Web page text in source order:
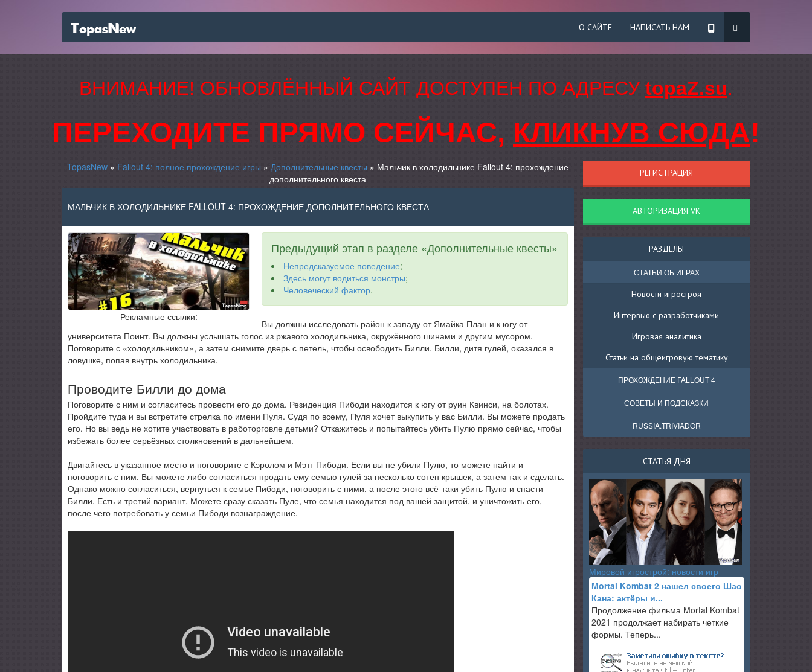
О САЙТЕ НАПИСАТЬ НАМ
ВНИМАНИЕ! ОБНОВЛЁННЫЙ САЙТ ДОСТУПЕН ПО АДРЕСУ topaZ.su.
ПЕРЕХОДИТЕ ПРЯМО СЕЙЧАС, КЛИКНУВ СЮДА!
TopasNew» Fallout 4: полное прохождение игры » Дополнительные квесты » Мальчик в холодильнике Fallout 4: прохождение
дополнительного квеста
МАЛЬЧИК В ХОЛОДИЛЬНИКЕ FALLOUT 4: ПРОХОЖДЕНИЕ ДОПОЛНИТЕЛЬНОГО КВЕСТА
Рекламные ссылки:
Предыдущий этап в разделе «Дополнительные квесты»
Непредсказуемое поведение;
Здесь могут водиться монстры;
Человеческий фактор.
Вы должны исследовать район к западу от Ямайка План и к югу от
университета Поинт. Вы должны услышать голос из ржавого холодильника, окружённого шинами и другим мусором.
Поговорите с «холодильником», а затем снимите дверь с петель, чтобы освободить Билли. Билли, дитя гулей, оказался в
ловушке, попав внутрь холодильника.
Проводите Билли до дома
Поговорите с ним и согласитесь провести его до дома. Резиденция Пибоди находится к югу от руин Квинси, на болотах.
Пройдите туда и вы встретите стрелка по имени Пуля. Судя по всему, Пуля хочет выкупить у вас Билли. Вы можете продать
его. Но вы ведь не хотите участвовать в работорговле детьми? Откажитесь и попытайтесь убить Пулю прямо сейчас, чтобы
избежать более серьёзных столкновений в дальнейшем.
Двигайтесь в указанное место и поговорите с Кэролом и Мэтт Пибоди. Если вы не убили Пулю, то можете найти и
поговорить с ним. Вы можете либо согласиться продать ему семью гулей за несколько сотен крышек, а затем так и сделать.
Однако можно согласиться, вернуться к семье Пибоди, поговорить с ними, а после этого всё-таки убить Пулю и спасти
Билли. Есть и третий вариант. Можете сразу сказать Пуле, что семья находится под вашей защитой, и уничтожить его,
после чего потребовать у семьи Пибоди вознаграждение.
РЕГИСТРАЦИЯ
АВТОРИЗАЦИЯ VK
РАЗДЕЛЫ
СТАТЬИ ОБ ИГРАХ
Новости игростроя
Интервью с разработчиками
Игровая аналитика
Статьи на общеигровую тематику
ПРОХОЖДЕНИЕ FALLOUT 4
СОВЕТЫ И ПОДСКАЗКИ
RUSSIA.TRIVIADOR
СТАТЬЯ ДНЯ
Мировой игрострой: новости игр
Mortal Kombat 2 нашел своего Шао
Кана: актёры и...
Продолжение фильма Mortal Kombat
2021 продолжает набирать четкие
формы. Теперь...